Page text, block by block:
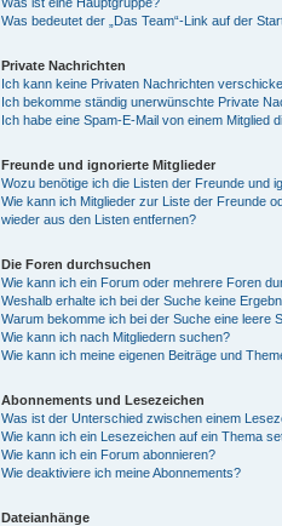
Was bedeutet der „Das Team“-Link auf der
Private Nachrichten
Ich kann keine Privaten Nachrichten
Ich bekomme ständig unerwünschte Private
Ich habe eine Spam-E-Mail von einem Mitglied
Freunde und ignorierte Mitglieder
Wozu benötige ich die Listen der Freunde und
Wie kann ich Mitglieder zur Liste der Freunde
wieder aus den Listen entfernen?
Die Foren durchsuchen
Wie kann ich ein Forum oder mehrere Foren
Weshalb erhalte ich bei der Suche keine
Warum bekomme ich bei der Suche eine leere
Wie kann ich nach Mitgliedern suchen?
Wie kann ich meine eigenen Beiträge und
Abonnements und Lesezeichen
Was ist der Unterschied zwischen einem
Wie kann ich ein Lesezeichen auf ein Thema
Wie kann ich ein Forum abonnieren?
Wie deaktiviere ich meine Abonnements?
Dateianhänge